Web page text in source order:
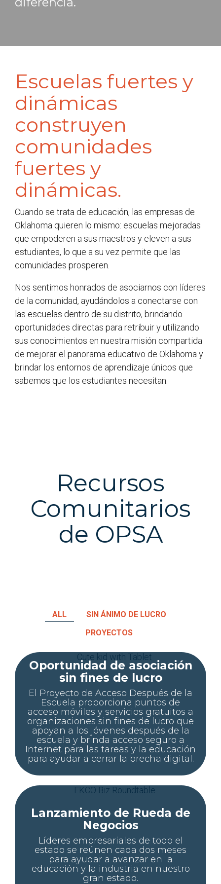
Escuelas fuertes y
dinámicas
construyen
comunidades
fuertes y
dinámicas.
Cuando se trata de educación, las empresas de
Oklahoma quieren lo mismo: escuelas mejoradas
que empoderen a sus maestros y eleven a sus
estudiantes, lo que a su vez permite que las
comunidades prosperen.
Nos sentimos honrados de asociarnos con líderes
de la comunidad, ayudándolos a conectarse con
las escuelas dentro de su distrito, brindando
oportunidades directas para retribuir y utilizando
sus conocimientos en nuestra misión compartida
de mejorar el panorama educativo de Oklahoma y
brindar los entornos de aprendizaje únicos que
sabemos que los estudiantes necesitan.
Recursos
Comunitarios
de OPSA
ALL
SIN ÁNIMO DE LUCRO
PROYECTOS
Oportunidad de asociación
sin fines de lucro
El Proyecto de Acceso Después de la
Escuela proporciona puntos de
acceso móviles y servicios gratuitos a
organizaciones sin fines de lucro que
apoyan a los jóvenes después de la
escuela y brinda acceso seguro a
Internet para las tareas y la educación
para ayudar a cerrar la brecha digital.
Lanzamiento de Rueda de
Negocios
Líderes empresariales de todo el
estado se reúnen cada dos meses
para ayudar a avanzar en la
educación y la industria en nuestro
gran estado.